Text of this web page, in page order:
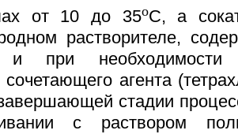
от 10 до 35oС, а
растворителе,
и при необходимости
сочетающего агента
стадии
с раствором